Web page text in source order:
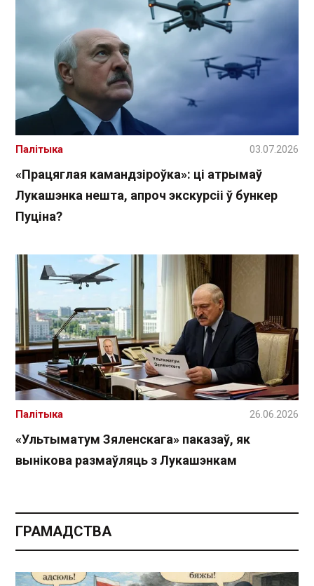
«Працяглая камандзіроўка»: ці атрымаў
Лукашэнка нешта, апроч экскурсіі ў бункер
Пуціна?
Палітыка 03.07.2026
«Ультыматум Зяленскага» паказаў, як
вынікова размаўляць з Лукашэнкам
Палітыка 26.06.2026
ГРАМАДСТВА